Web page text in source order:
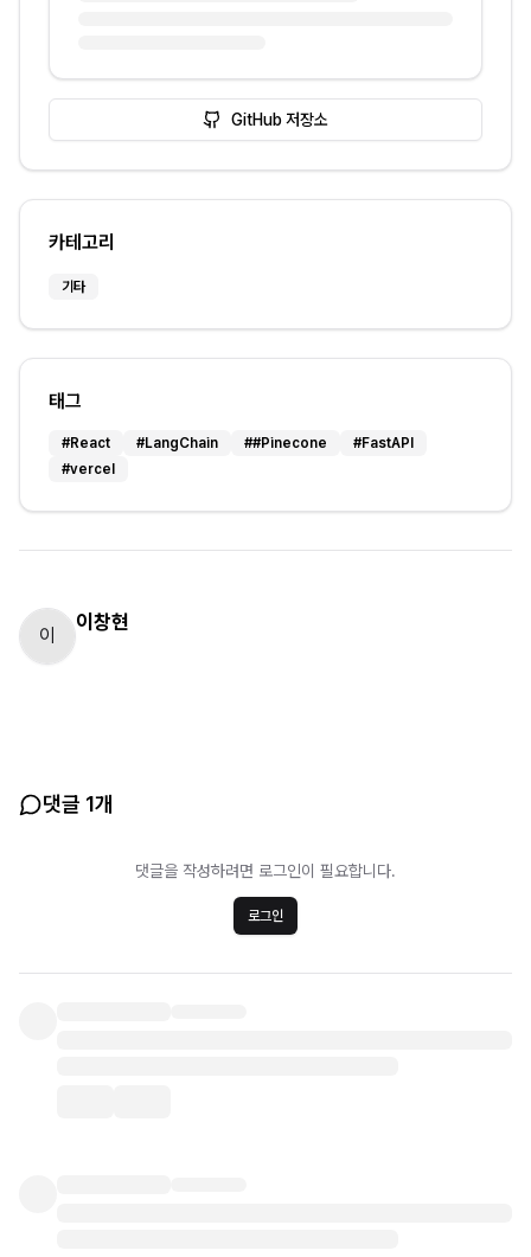
GitHub 저장소
카테고리
기타
태그
#React #LangChain ##Pinecone #FastAPI
#vercel
이
이창현
댓글 1개
댓글을 작성하려면 로그인이 필요합니다.
로그인